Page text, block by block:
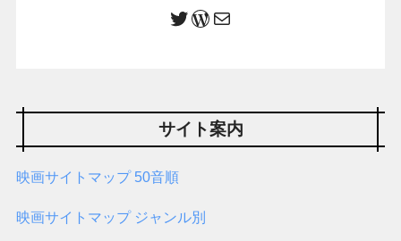
サイト案内
映画サイトマップ 50音順
映画サイトマップ ジャンル別